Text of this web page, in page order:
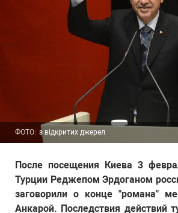
ФОТО: з відкритих джерел
После посещения Киева 3
Турции Реджепом Эрдоганом
заговорили о конце "романа"
Анкарой. Последствия действий